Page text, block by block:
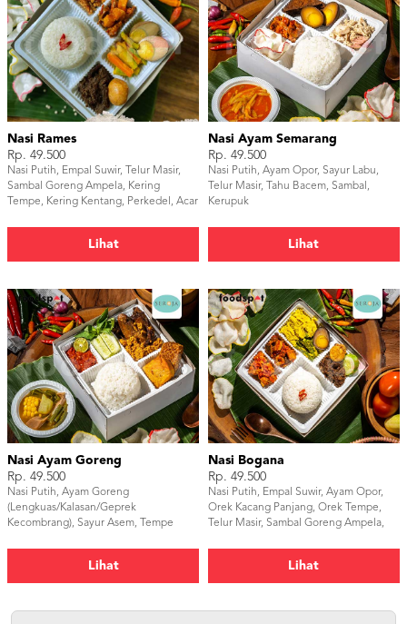
Nasi Rames
Rp. 49.500
Nasi Putih, Empal Suwir, Telur Masir,
Sambal Goreng Ampela, Kering
Tempe, Kering Kentang, Perkedel, Acar
Lihat
Nasi Ayam Semarang
Rp. 49.500
Nasi Putih, Ayam Opor, Sayur Labu,
Telur Masir, Tahu Bacem, Sambal,
Kerupuk
Lihat
Nasi Ayam Goreng
Rp. 49.500
Nasi Putih, Ayam Goreng
(Lengkuas/Kalasan/Geprek
Kecombrang), Sayur Asem, Tempe
Lihat
Nasi Bogana
Rp. 49.500
Nasi Putih, Empal Suwir, Ayam Opor,
Orek Kacang Panjang, Orek Tempe,
Telur Masir, Sambal Goreng Ampela,
Lihat